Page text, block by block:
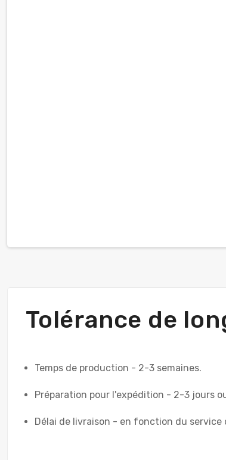
Tolérance de
Temps de production - 2-3 semaines.
Préparation pour l'expédition - 2-3 jours
Délai de livraison - en fonction du service